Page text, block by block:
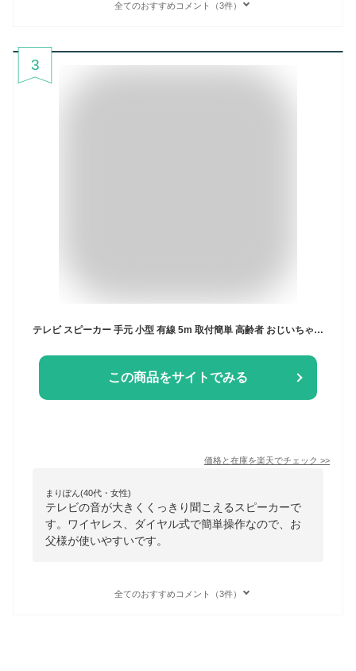
全てのおすすめコメント（3件）
3
テレビ スピーカー 手元 小型 有線 5m 取付簡単 高齢者 おじいちゃん おばあちゃん プレゼント 敬老の日 集音器 補聴 お手元スピーカー 音がクッキリきこえる君 電池式
この商品をサイトでみる
価格と在庫を楽天でチェック >>
まりぽん(40代・女性)
テレビの音が大きくくっきり聞こえるスピーカーで
す。ワイヤレス、ダイヤル式で簡単操作なので、お
父様が使いやすいです。
全てのおすすめコメント（3件）